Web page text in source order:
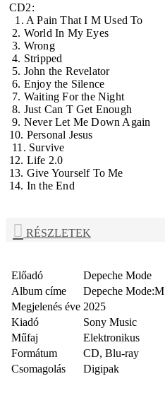
CD2:
1. A Pain That I M Used To
2. World In My Eyes
3. Wrong
4. Stripped
5. John the Revelator
6. Enjoy the Silence
7. Waiting For the Night
8. Just Can T Get Enough
9. Never Let Me Down Again
10. Personal Jesus
11. Survive
12. Life 2.0
13. Give Yourself To Me
14. In the End
RÉSZLETEK
Előadó
Depeche Mode
Album címe
Depeche Mode:M
Megjelenés éve 2025
Kiadó
Sony Music
Műfaj
Elektronikus
Formátum
CD, Blu-ray
Csomagolás
Digipak